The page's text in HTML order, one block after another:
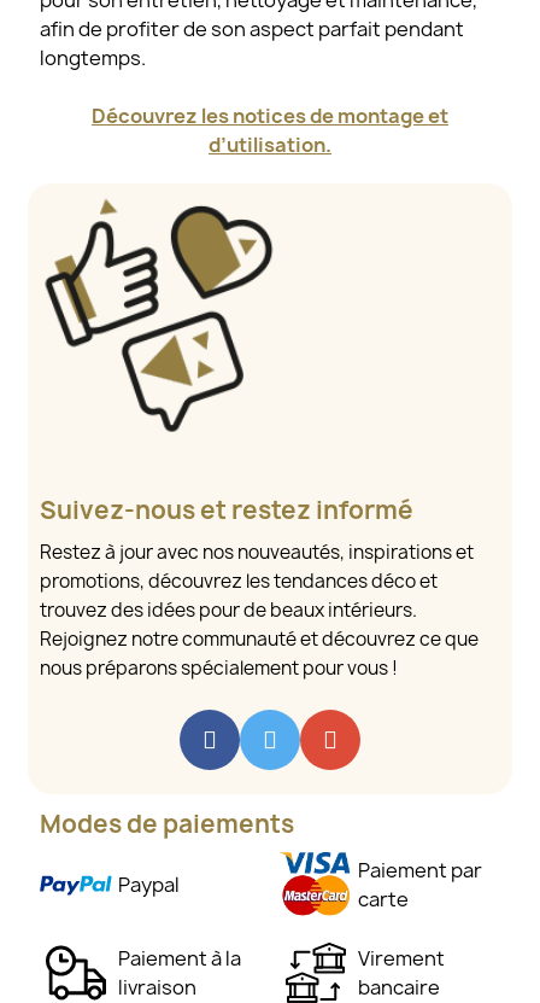
afin de profiter de son aspect parfait pendant
longtemps.
Découvrez les notices de montage et
d’utilisation.
Suivez-nous et restez informé
Restez à jour avec nos nouveautés, inspirations et
promotions, découvrez les tendances déco et
trouvez des idées pour de beaux intérieurs.
Rejoignez notre communauté et découvrez ce que
nous préparons spécialement pour vous !
Modes de paiements
Paypal
Paiement par
carte
Paiement à la
livraison
Virement
bancaire